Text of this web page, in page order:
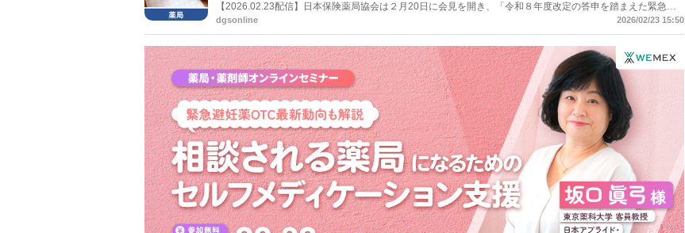
【2026.02.23配信】日本保険薬局協会は２月20日に会見を開き、「令和８年度改定の答申を踏まえた緊急要
望書」を公表、説明した。「集中率カウント変更」に対して激変緩和措置を強く要望。また、「門前薬局等立
dgsonline 2026/02/23 15:50